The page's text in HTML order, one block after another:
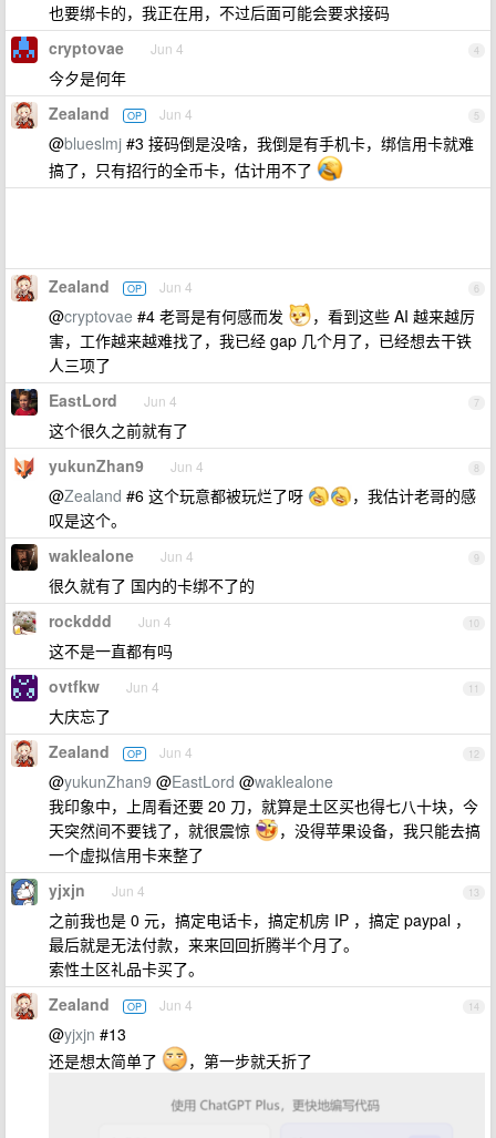
也要绑卡的，我正在用，不过后面可能会要求接码
4
cryptovae Jun 4
今夕是何年
5
Zealand OP Jun 4
@blueslmj #3 接码倒是没啥，我倒是有手机卡，绑信用卡就难
搞了，只有招行的全币卡，估计用不了
6
Zealand OP Jun 4
@cryptovae #4 老哥是有何感而发
，看到这些 AI 越来越厉
害，工作越来越难找了，我已经 gap 几个月了，已经想去干铁
人三项了
7
EastLord Jun 4
这个很久之前就有了
8
yukunZhan9 Jun 4
@Zealand #6 这个玩意都被玩烂了呀
，我估计老哥的感
叹是这个。
9
waklealone Jun 4
很久就有了 国内的卡绑不了的
10
rockddd Jun 4
这不是一直都有吗
11
ovtfkw Jun 4
大庆忘了
12
Zealand OP Jun 4
@yukunZhan9 @EastLord @waklealone
我印象中，上周看还要 20 刀，就算是土区买也得七八十块，今
天突然间不要钱了，就很震惊
，没得苹果设备，我只能去搞
一个虚拟信用卡来整了
13
yjxjn Jun 4
之前我也是 0 元，搞定电话卡，搞定机房 IP ，搞定 paypal ，
最后就是无法付款，来来回回折腾半个月了。
索性土区礼品卡买了。
14
Zealand OP Jun 4
@yjxjn #13
还是想太简单了
，第一步就夭折了